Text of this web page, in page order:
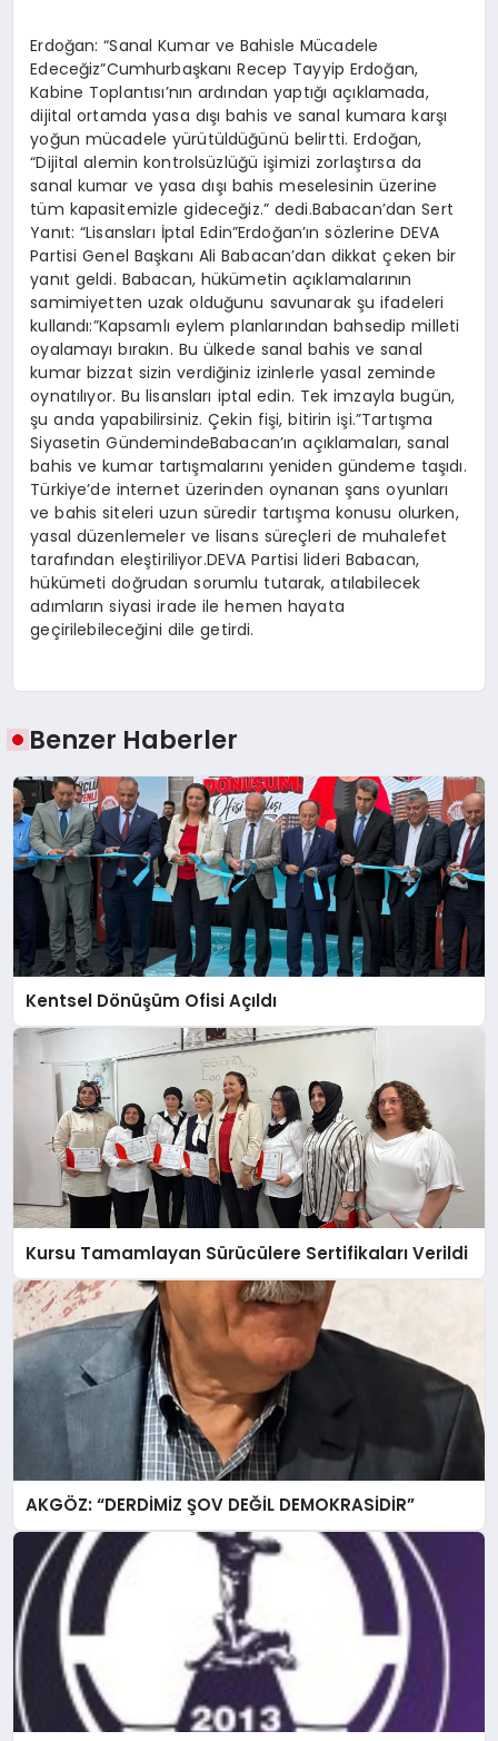
TEKNOLOJI
Erdoğan: “Sanal Kumar ve Bahisle Mücadele
Edeceğiz”Cumhurbaşkanı Recep Tayyip Erdoğan,
Kabine Toplantısı’nın ardından yaptığı açıklamada,
dijital ortamda yasa dışı bahis ve sanal kumara karşı
yoğun mücadele yürütüldüğünü belirtti. Erdoğan,
“Dijital alemin kontrolsüzlüğü işimizi zorlaştırsa da
sanal kumar ve yasa dışı bahis meselesinin üzerine
tüm kapasitemizle gideceğiz.” dedi.Babacan’dan Sert
Yanıt: “Lisansları İptal Edin”Erdoğan’ın sözlerine DEVA
Partisi Genel Başkanı Ali Babacan’dan dikkat çeken bir
yanıt geldi. Babacan, hükümetin açıklamalarının
samimiyetten uzak olduğunu savunarak şu ifadeleri
kullandı:”Kapsamlı eylem planlarından bahsedip milleti
oyalamayı bırakın. Bu ülkede sanal bahis ve sanal
kumar bizzat sizin verdiğiniz izinlerle yasal zeminde
oynatılıyor. Bu lisansları iptal edin. Tek imzayla bugün,
şu anda yapabilirsiniz. Çekin fişi, bitirin işi.”Tartışma
Siyasetin GündemindeBabacan’ın açıklamaları, sanal
bahis ve kumar tartışmalarını yeniden gündeme taşıdı.
Türkiye’de internet üzerinden oynanan şans oyunları
ve bahis siteleri uzun süredir tartışma konusu olurken,
yasal düzenlemeler ve lisans süreçleri de muhalefet
tarafından eleştiriliyor.DEVA Partisi lideri Babacan,
hükümeti doğrudan sorumlu tutarak, atılabilecek
adımların siyasi irade ile hemen hayata
geçirilebileceğini dile getirdi.
Benzer Haberler
Kentsel Dönüşüm Ofisi Açıldı
Kursu Tamamlayan Sürücülere Sertifikaları Verildi
AKGÖZ: “DERDİMİZ ŞOV DEĞİL DEMOKRASİDİR”